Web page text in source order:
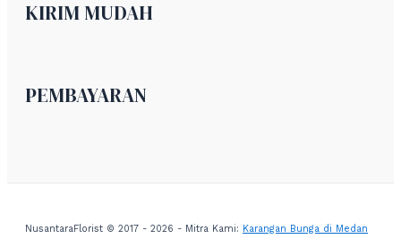
KIRIM MUDAH
PEMBAYARAN
NusantaraFlorist © 2017 - 2026 - Mitra Kami: Karangan Bunga di Medan